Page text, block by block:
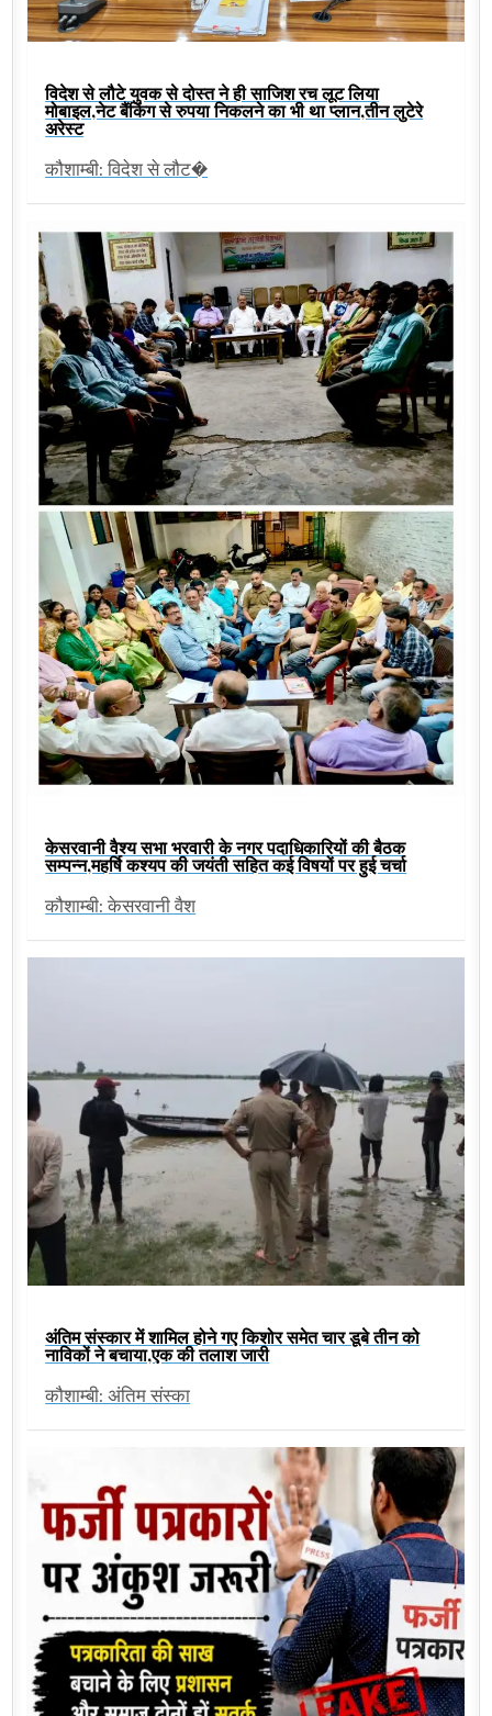
विदेश से लौटे युवक से दोस्त ने ही साजिश रच लूट लिया
मोबाइल,नेट बैंकिंग से रुपया निकलने का भी था प्लान,तीन लुटेरे
अरेस्ट
कौशाम्बी: विदेश से लौट�
केसरवानी वैश्य सभा भरवारी के नगर पदाधिकारियों की बैठक
सम्पन्न,महर्षि कश्यप की जयंती सहित कई विषयों पर हुई चर्चा
कौशाम्बी: केसरवानी वैश
अंतिम संस्कार में शामिल होने गए किशोर समेत चार डूबे तीन को
नाविकों ने बचाया,एक की तलाश जारी
कौशाम्बी: अंतिम संस्का